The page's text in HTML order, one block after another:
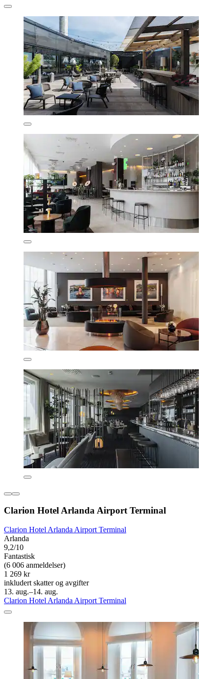
Clarion Hotel Arlanda Airport Terminal
Clarion Hotel Arlanda Airport Terminal
Arlanda
9,2/10
Fantastisk
(6 006 anmeldelser)
1 269 kr
inkludert skatter og avgifter
13. aug.–14. aug.
Clarion Hotel Arlanda Airport Terminal